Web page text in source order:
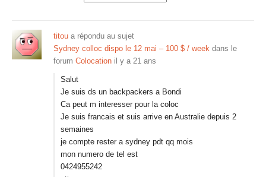
titou a répondu au sujet
Sydney colloc dispo le 12 mai – 100 $ / week dans le
forum Colocation il y a 21 ans
Salut
Je suis ds un backpackers a Bondi
Ca peut m interesser pour la coloc
Je suis francais et suis arrive en Australie depuis 2
semaines
je compte rester a sydney pdt qq mois
mon numero de tel est
0424955242